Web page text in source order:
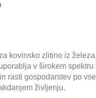
kovinsko zlitino iz
v širokem
rasti gospodarstev po
življenju.